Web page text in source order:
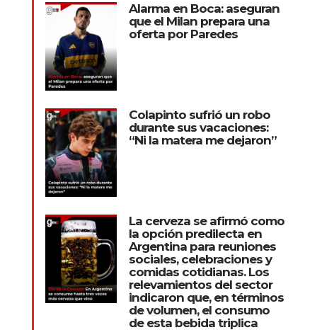
Alarma en Boca: aseguran
que el Milan prepara una
oferta por Paredes
Colapinto sufrió un robo
durante sus vacaciones:
“Ni la matera me dejaron”
La cerveza se afirmó como
la opción predilecta en
Argentina para reuniones
sociales, celebraciones y
comidas cotidianas. Los
relevamientos del sector
indicaron que, en términos
de volumen, el consumo
de esta bebida triplica